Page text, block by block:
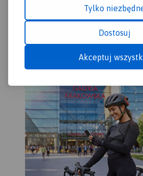
Tylko
Dostosuj
Akceptuj